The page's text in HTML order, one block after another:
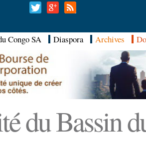
Congo SA Diaspora Archives
du Bassin